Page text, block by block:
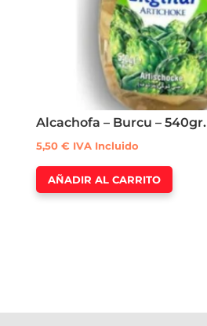
Alcachofa – Burcu – 540gr.
5,50€ IVA Incluido
AÑADIR AL CARRITO